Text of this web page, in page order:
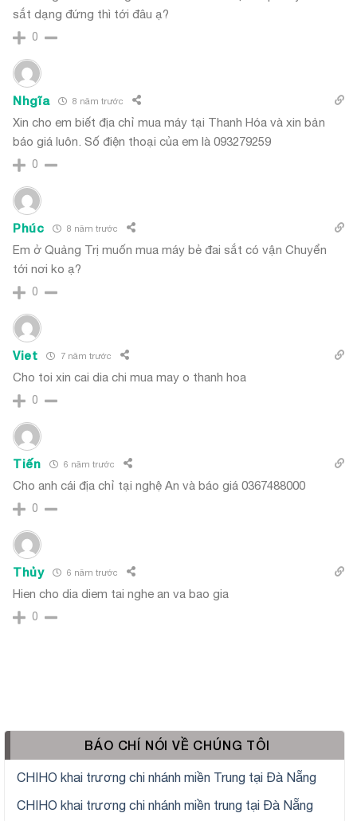
sắt dạng đứng thì tới đâu ạ?
0
Nhgĩa 8 năm trước
Xin cho em biết địa chỉ mua máy tại Thanh Hóa và xin bản
báo giá luôn. Số điện thoại của em là 093279259
0
Phúc 8 năm trước
Em ở Quảng Trị muốn mua máy bẻ đai sắt có vận Chuyển
tới nơi ko ạ?
0
Viet 7 năm trước
Cho toi xin cai dia chi mua may o thanh hoa
0
Tiến 6 năm trước
Cho anh cái địa chỉ tại nghệ An và báo giá 0367488000
0
Thủy 6 năm trước
Hien cho dia diem tai nghe an va bao gia
0
BÁO CHÍ NÓI VỀ CHÚNG TÔI
CHIHO khai trương chi nhánh miền Trung tại Đà Nẵng
CHIHO khai trương chi nhánh miền trung tại Đà Nẵng